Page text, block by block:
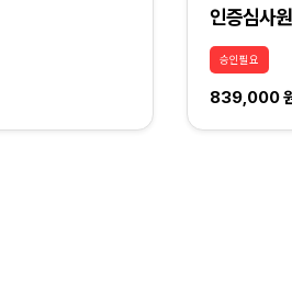
인증심사
승인필요
839,000